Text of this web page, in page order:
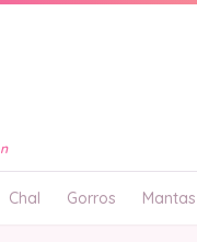
Chal Gorros Mantas